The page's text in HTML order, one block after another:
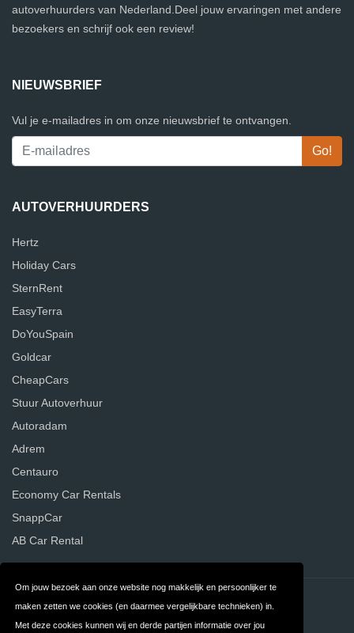
Om jouw bezoek aan onze website nog makkelijk en persoonlijker te
maken zetten we cookies (en daarmee vergelijkbare technieken) in.
Met deze cookies kunnen wij en derde partijen informatie over jou
autoverhuurders van Nederland.Deel jouw ervaringen met andere
bezoekers en schrijf ook een review!
NIEUWSBRIEF
Vul je e-mailadres in om onze nieuwsbrief te ontvangen.
AUTOVERHUURDERS
Hertz
Holiday Cars
SternRent
EasyTerra
DoYouSpain
Goldcar
CheapCars
Stuur Autoverhuur
Autoradam
Adrem
Centauro
Economy Car Rentals
SnappCar
AB Car Rental
Contact Privacy
Algemene FAQ